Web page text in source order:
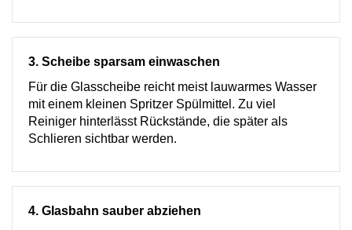
3. Scheibe sparsam einwaschen
Für die Glasscheibe reicht meist lauwarmes Wasser
mit einem kleinen Spritzer Spülmittel. Zu viel
Reiniger hinterlässt Rückstände, die später als
Schlieren sichtbar werden.
4. Glasbahn sauber abziehen